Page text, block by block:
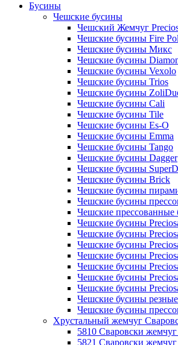
Бусины
Чешские бусины
Чешский Жемчуг
Чешские бусины Fire
Чешские бусины Микс
Чешские бусины
Чешские бусины Vexolo
Чешские бусины Trios
Чешские бусины
Чешские бусины Cali
Чешские бусины Tile
Чешские бусины Es-O
Чешские бусины Emma
Чешские бусины Tango
Чешские бусины Dagger
Чешские бусины
Чешские бусины Brick
Чешские бусины
Чешские бусины
Чешские
Чешские бусины
Чешские бусины
Чешские бусины
Чешские бусины
Чешские бусины
Чешские бусины
Чешские бусины
Чешские бусины
Чешские бусины
Хрустальный жемчуг
5810 Сваровски
5821 Сваровски